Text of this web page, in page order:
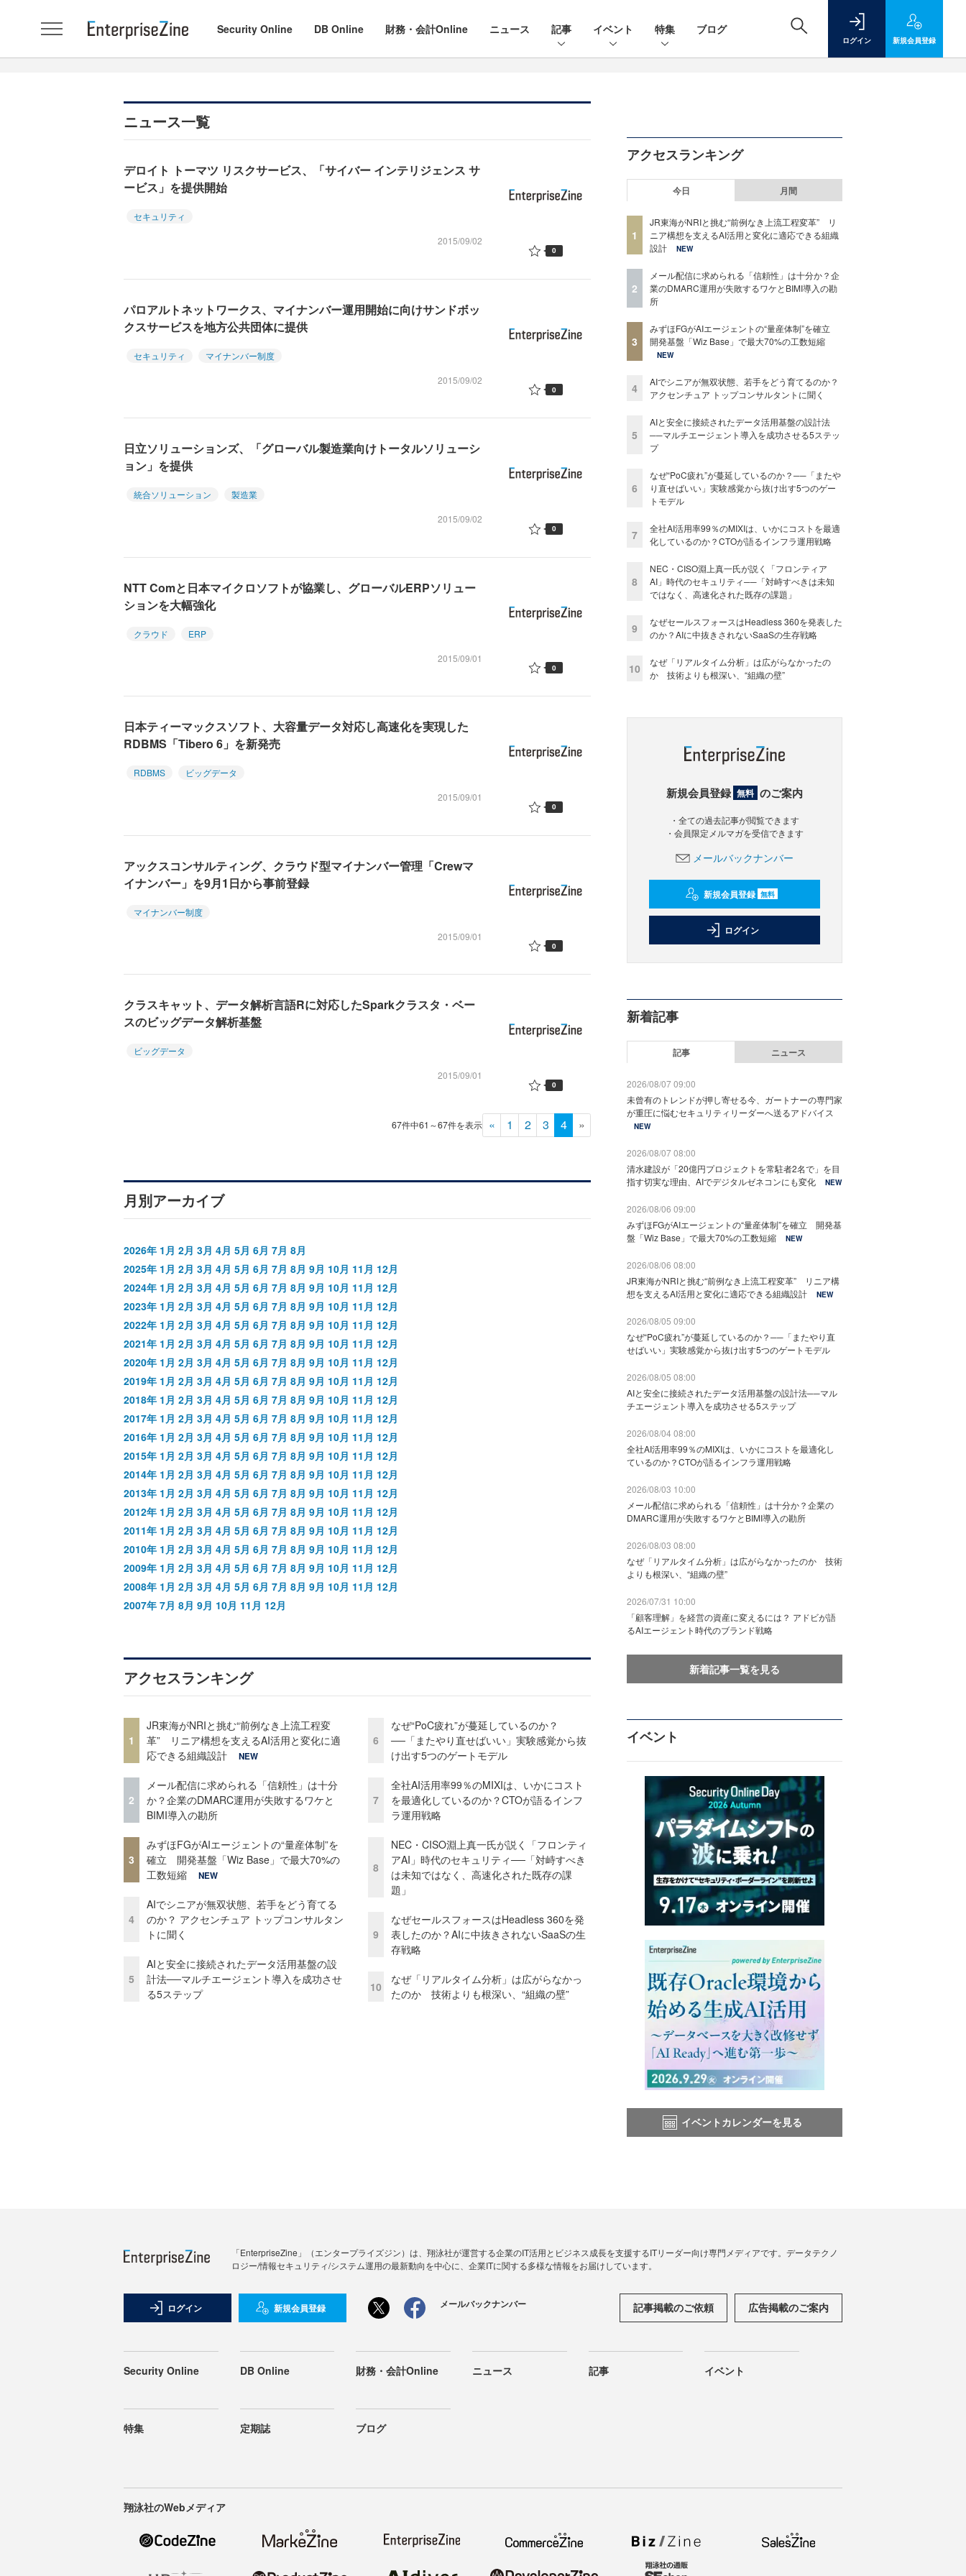
Security Online DB Online 財務・会計Online ニュース 記事 イベント 特集 ブログ
ログイン 新規会員登録
ニュース一覧
デロイト トーマツ リスクサービス、「サイバー インテリジェンス サ
ービス」を提供開始
セキュリティ
2015/09/02
0
パロアルトネットワークス、マイナンバー運用開始に向けサンドボッ
クスサービスを地方公共団体に提供
セキュリティ
マイナンバー制度
2015/09/02
0
日立ソリューションズ、「グローバル製造業向けトータルソリューシ
ョン」を提供
統合ソリューション
製造業
2015/09/02
0
NTT Comと日本マイクロソフトが協業し、グローバルERPソリュー
ションを大幅強化
クラウド
ERP
2015/09/01
0
日本ティーマックスソフト、大容量データ対応し高速化を実現した
RDBMS「Tibero 6」を新発売
RDBMS
ビッグデータ
2015/09/01
0
アックスコンサルティング、クラウド型マイナンバー管理「Crewマ
イナンバー」を9月1日から事前登録
マイナンバー制度
2015/09/01
0
クラスキャット、データ解析言語Rに対応したSparkクラスタ・ベー
スのビッグデータ解析基盤
ビッグデータ
2015/09/01
0
67件中61～67件を表示 « 1 2 3 4 »
月別アーカイブ
2026年 1月 2月 3月 4月 5月 6月 7月 8月
2025年 1月 2月 3月 4月 5月 6月 7月 8月 9月 10月 11月 12月
2024年 1月 2月 3月 4月 5月 6月 7月 8月 9月 10月 11月 12月
2023年 1月 2月 3月 4月 5月 6月 7月 8月 9月 10月 11月 12月
2022年 1月 2月 3月 4月 5月 6月 7月 8月 9月 10月 11月 12月
2021年 1月 2月 3月 4月 5月 6月 7月 8月 9月 10月 11月 12月
2020年 1月 2月 3月 4月 5月 6月 7月 8月 9月 10月 11月 12月
2019年 1月 2月 3月 4月 5月 6月 7月 8月 9月 10月 11月 12月
2018年 1月 2月 3月 4月 5月 6月 7月 8月 9月 10月 11月 12月
2017年 1月 2月 3月 4月 5月 6月 7月 8月 9月 10月 11月 12月
2016年 1月 2月 3月 4月 5月 6月 7月 8月 9月 10月 11月 12月
2015年 1月 2月 3月 4月 5月 6月 7月 8月 9月 10月 11月 12月
2014年 1月 2月 3月 4月 5月 6月 7月 8月 9月 10月 11月 12月
2013年 1月 2月 3月 4月 5月 6月 7月 8月 9月 10月 11月 12月
2012年 1月 2月 3月 4月 5月 6月 7月 8月 9月 10月 11月 12月
2011年 1月 2月 3月 4月 5月 6月 7月 8月 9月 10月 11月 12月
2010年 1月 2月 3月 4月 5月 6月 7月 8月 9月 10月 11月 12月
2009年 1月 2月 3月 4月 5月 6月 7月 8月 9月 10月 11月 12月
2008年 1月 2月 3月 4月 5月 6月 7月 8月 9月 10月 11月 12月
2007年 7月 8月 9月 10月 11月 12月
アクセスランキング
1
JR東海がNRIと挑む“前例なき上流工程変
革” リニア構想を支えるAI活用と変化に適
応できる組織設計
NEW
2
メール配信に求められる「信頼性」は十分
か？企業のDMARC運用が失敗するワケと
BIMI導入の勘所
3
みずほFGがAIエージェントの“量産体制”を
確立 開発基盤「Wiz Base」で最大70%の
工数短縮
NEW
4
AIでシニアが無双状態、若手をどう育てる
のか？ アクセンチュア トップコンサルタン
トに聞く
5
AIと安全に接続されたデータ活用基盤の設
計法──マルチエージェント導入を成功させ
る5ステップ
6
なぜ“PoC疲れ”が蔓延しているのか？
──「またやり直せばいい」実験感覚から抜
け出す5つのゲートモデル
7
全社AI活用率99％のMIXIは、いかにコスト
を最適化しているのか？CTOが語るインフ
ラ運用戦略
8
NEC・CISO淵上真一氏が説く「フロンティ
アAI」時代のセキュリティ──「対峙すべき
は未知ではなく、高速化された既存の課
題」
9
なぜセールスフォースはHeadless 360を発
表したのか？AIに中抜きされないSaaSの生
存戦略
10
なぜ「リアルタイム分析」は広がらなかっ
たのか 技術よりも根深い、“組織の壁”
アクセスランキング
今日 月間
1
JR東海がNRIと挑む“前例なき上流工程変革” リ
ニア構想を支えるAI活用と変化に適応できる組織
設計
NEW
2
メール配信に求められる「信頼性」は十分か？企
業のDMARC運用が失敗するワケとBIMI導入の勘
所
3
みずほFGがAIエージェントの“量産体制”を確立
開発基盤「Wiz Base」で最大70%の工数短縮
NEW
4
AIでシニアが無双状態、若手をどう育てるのか？
アクセンチュア トップコンサルタントに聞く
5
AIと安全に接続されたデータ活用基盤の設計法
──マルチエージェント導入を成功させる5ステッ
プ
6
なぜ“PoC疲れ”が蔓延しているのか？──「またや
り直せばいい」実験感覚から抜け出す5つのゲー
トモデル
7
全社AI活用率99％のMIXIは、いかにコストを最適
化しているのか？CTOが語るインフラ運用戦略
8
NEC・CISO淵上真一氏が説く「フロンティア
AI」時代のセキュリティ──「対峙すべきは未知
ではなく、高速化された既存の課題」
9
なぜセールスフォースはHeadless 360を発表した
のか？AIに中抜きされないSaaSの生存戦略
10
なぜ「リアルタイム分析」は広がらなかったの
か 技術よりも根深い、“組織の壁”
新規会員登録 無料 のご案内
・全ての過去記事が閲覧できます
・会員限定メルマガを受信できます
メールバックナンバー
新規会員登録 無料
ログイン
新着記事
記事 ニュース
2026/08/07 09:00
未曾有のトレンドが押し寄せる今、ガートナーの専門家
が重圧に悩むセキュリティリーダーへ送るアドバイス
NEW
2026/08/07 08:00
清水建設が「20億円プロジェクトを常駐者2名で」を目
指す切実な理由、AIでデジタルゼネコンにも変化
NEW
2026/08/06 09:00
みずほFGがAIエージェントの“量産体制”を確立 開発基
盤「Wiz Base」で最大70%の工数短縮
NEW
2026/08/06 08:00
JR東海がNRIと挑む“前例なき上流工程変革” リニア構
想を支えるAI活用と変化に適応できる組織設計
NEW
2026/08/05 09:00
なぜ“PoC疲れ”が蔓延しているのか？──「またやり直
せばいい」実験感覚から抜け出す5つのゲートモデル
2026/08/05 08:00
AIと安全に接続されたデータ活用基盤の設計法──マル
チエージェント導入を成功させる5ステップ
2026/08/04 08:00
全社AI活用率99％のMIXIは、いかにコストを最適化し
ているのか？CTOが語るインフラ運用戦略
2026/08/03 10:00
メール配信に求められる「信頼性」は十分か？企業の
DMARC運用が失敗するワケとBIMI導入の勘所
2026/08/03 08:00
なぜ「リアルタイム分析」は広がらなかったのか 技術
よりも根深い、“組織の壁”
2026/07/31 10:00
「顧客理解」を経営の資産に変えるには？ アドビが語
るAIエージェント時代のブランド戦略
新着記事一覧を見る
イベント
イベントカレンダーを見る
「EnterpriseZine」（エンタープライズジン）は、翔泳社が運営する企業のIT活用とビジネス成長を支援するITリーダー向け専門メディアです。データテクノ
ロジー/情報セキュリティ/システム運用の最新動向を中心に、企業ITに関する多様な情報をお届けしています。
ログイン 新規会員登録 メールバックナンバー 記事掲載のご依頼 広告掲載のご案内
Security Online DB Online 財務・会計Online ニュース 記事 イベント
特集 定期誌 ブログ
翔泳社のWebメディア